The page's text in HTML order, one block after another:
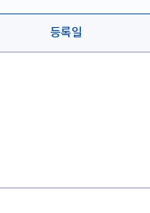
등록일